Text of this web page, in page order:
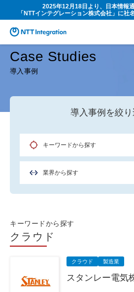
2025年12月18日より、日本情報
「NTTインテグレーション株式会社」に社
Case Studies
導入事例
導入事例を絞
キーワードから探す
業界から探す
キーワードから探す
クラウド
クラウド 製造業
スタンレー電気